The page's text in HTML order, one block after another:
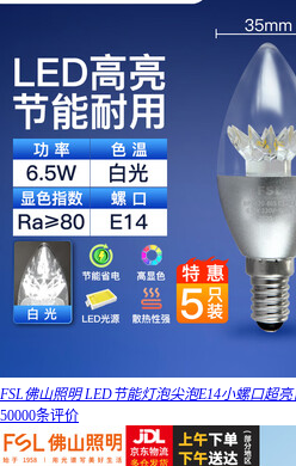
FSL佛山照明 LED节能灯泡尖泡E14小螺口超
50000条评价